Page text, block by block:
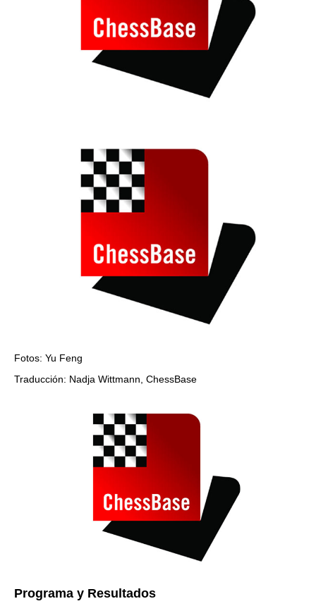
Fotos: Yu Feng
Traducción: Nadja Wittmann, ChessBase
Programa y Resultados